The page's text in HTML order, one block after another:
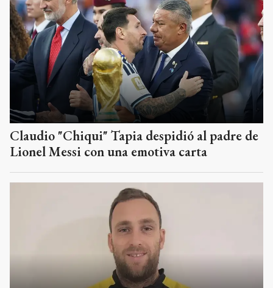
Claudio "Chiqui" Tapia despidió al padre de
Lionel Messi con una emotiva carta